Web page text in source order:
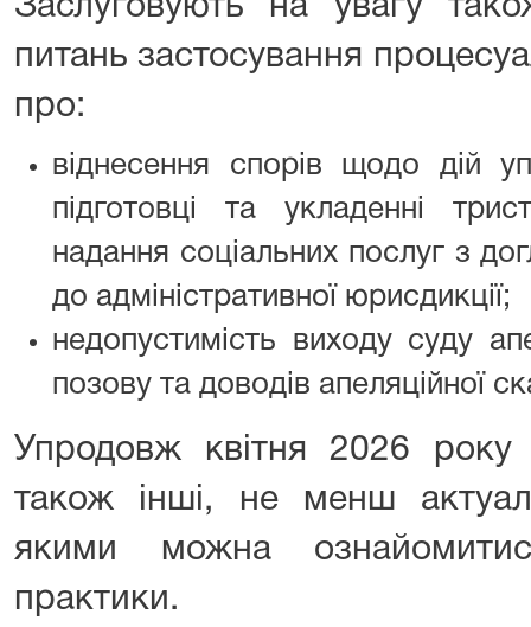
Заслуговують на увагу
питань застосування
про:
віднесення спорів щодо дій
підготовці та укладенні
надання соціальних послуг з
до адміністративної юрисдикції;
недопустимість виходу суду
позову та доводів апеляційної
Упродовж квітня 2026
також інші, не менш
якими можна
практики.